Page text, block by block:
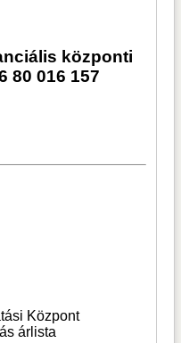
központi
80 016 157
Központ
árlista